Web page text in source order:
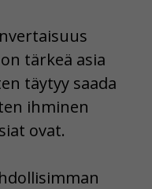
tärkeä asia
täytyy saada
ihminen
ovat.